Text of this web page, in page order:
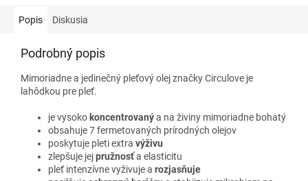
Popis Diskusia
Podrobný popis
Mimoriadne a jedinečný pleťový olej značky Circulove je
lahôdkou pre pleť.
je vysoko koncentrovanýa na živiny mimoriadne bohatý
obsahuje 7 fermetovaných prírodných olejov
poskytuje pleti extra výživu
zlepšuje jejpružnosťa elasticitu
pleť intenzívne vyživuje a rozjasňuje